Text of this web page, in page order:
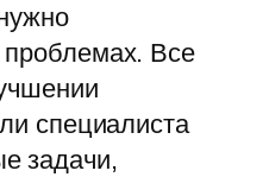
проблемах. Все
специалиста
задачи,